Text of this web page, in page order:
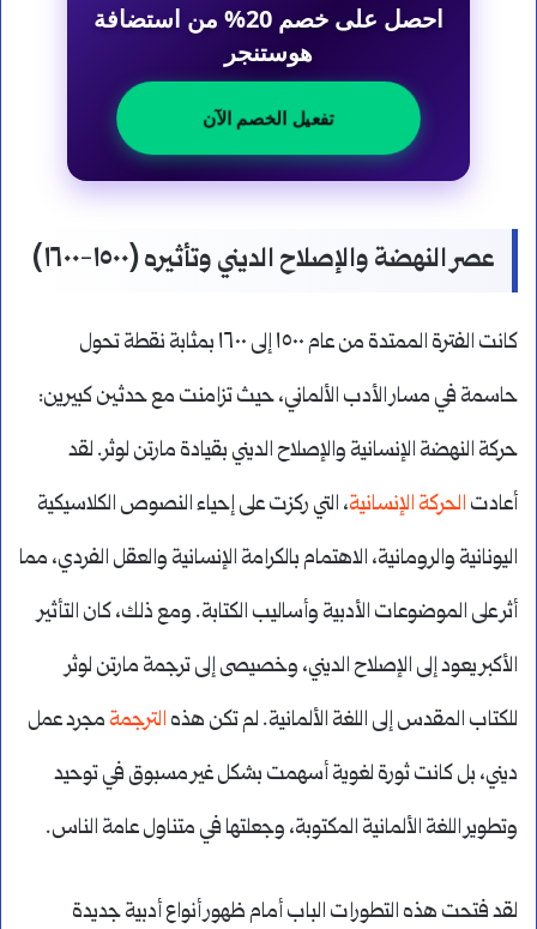
احصل على خصم 20% من استضافة
هوستنجر
تفعيل الخصم الآن
عصر النهضة والإصلاح الديني وتأثيره (١٥٠٠-١٦٠٠)
كانت الفترة الممتدة من عام ١٥٠٠ إلى ١٦٠٠ بمثابة نقطة تحول
حاسمة في مسار الأدب الألماني، حيث تزامنت مع حدثين كبيرين:
حركة النهضة الإنسانية والإصلاح الديني بقيادة مارتن لوثر. لقد
أعادت الحركة الإنسانية، التي ركزت على إحياء النصوص الكلاسيكية
اليونانية والرومانية، الاهتمام بالكرامة الإنسانية والعقل الفردي، مما
أثر على الموضوعات الأدبية وأساليب الكتابة. ومع ذلك، كان التأثير
الأكبر يعود إلى الإصلاح الديني، وخصيصى إلى ترجمة مارتن لوثر
للكتاب المقدس إلى اللغة الألمانية. لم تكن هذه الترجمة مجرد عمل
ديني، بل كانت ثورة لغوية أسهمت بشكل غير مسبوق في توحيد
وتطوير اللغة الألمانية المكتوبة، وجعلتها في متناول عامة الناس.
لقد فتحت هذه التطورات الباب أمام ظهور أنواع أدبية جديدة